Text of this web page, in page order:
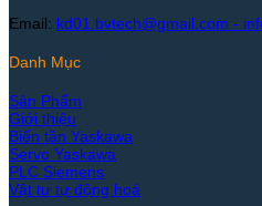
Email: kd01.bvtech@gmail.com -
Danh Mục
Sản Phẩm
Giới thiệu
Biến tần Yaskawa
Servo Yaskawa
PLC Siemens
Vật tư tự động hoá